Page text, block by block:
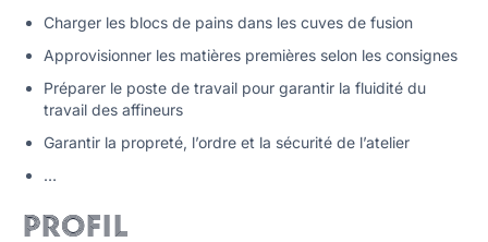
Charger les blocs de pains dans les cuves de fusion
Approvisionner les matières premières selon les consignes
Préparer le poste de travail pour garantir la fluidité du
travail des affineurs
Garantir la propreté, l’ordre et la sécurité de l’atelier
…
Profil